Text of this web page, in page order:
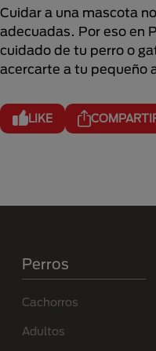
Cuidar a una mascota
adecuadas. Por eso en
cuidado de tu perro o
acercarte a tu pequeño
LIKE
Perros
Cachorros
Adultos